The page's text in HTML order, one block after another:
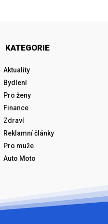
KATEGORIE
Aktuality
Bydlení
Pro ženy
Finance
Zdraví
Reklamní články
Pro muže
Auto Moto